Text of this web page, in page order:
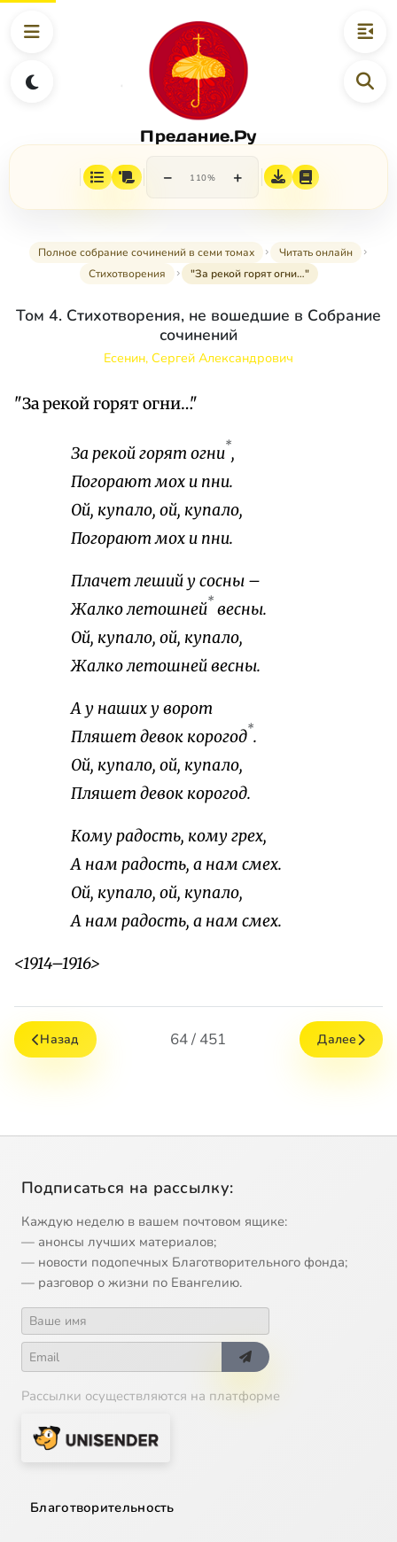
Предание.Ру
− 110% +
Полное собрание сочинений в семи томах
Читать онлайн
Стихотворения
"За рекой горят огни…"
Том 4. Стихотворения, не вошедшие в Собрание
сочинений
Есенин, Сергей Александрович
"За рекой горят огни…"
За рекой горят огни*,
Погорают мох и пни.
Ой, купало, ой, купало,
Погорают мох и пни.
Плачет леший у сосны –
Жалко летошней* весны.
Ой, купало, ой, купало,
Жалко летошней весны.
А у наших у ворот
Пляшет девок корогод*.
Ой, купало, ой, купало,
Пляшет девок корогод.
Кому радость, кому грех,
А нам радость, а нам смех.
Ой, купало, ой, купало,
А нам радость, а нам смех.
<1914–1916>
Назад 64 / 451 Далее
Подписаться на рассылку:
Каждую неделю в вашем почтовом ящике:
— анонсы лучших материалов;
— новости подопечных Благотворительного фонда;
— разговор о жизни по Евангелию.
Рассылки осуществляются на платформе
Благотворительность